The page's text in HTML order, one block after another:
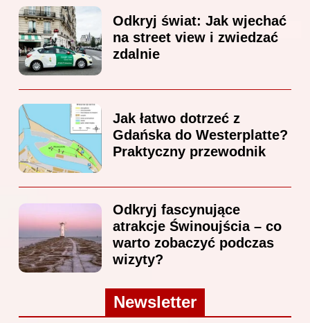
Odkryj świat: Jak wjechać
na street view i zwiedzać
zdalnie
Jak łatwo dotrzeć z
Gdańska do Westerplatte?
Praktyczny przewodnik
Odkryj fascynujące
atrakcje Świnoujścia – co
warto zobaczyć podczas
wizyty?
Newsletter